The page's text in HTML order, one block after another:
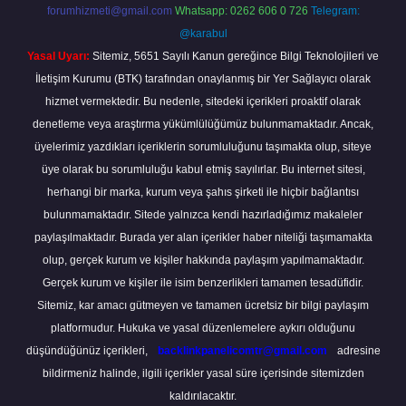
forumhizmeti@gmail.com Whatsapp: 0262 606 0 726 Telegram:
@karabul
Yasal Uyarı: Sitemiz, 5651 Sayılı Kanun gereğince Bilgi Teknolojileri ve
İletişim Kurumu (BTK) tarafından onaylanmış bir Yer Sağlayıcı olarak
hizmet vermektedir. Bu nedenle, sitedeki içerikleri proaktif olarak
denetleme veya araştırma yükümlülüğümüz bulunmamaktadır. Ancak,
üyelerimiz yazdıkları içeriklerin sorumluluğunu taşımakta olup, siteye
üye olarak bu sorumluluğu kabul etmiş sayılırlar. Bu internet sitesi,
herhangi bir marka, kurum veya şahıs şirketi ile hiçbir bağlantısı
bulunmamaktadır. Sitede yalnızca kendi hazırladığımız makaleler
paylaşılmaktadır. Burada yer alan içerikler haber niteliği taşımamakta
olup, gerçek kurum ve kişiler hakkında paylaşım yapılmamaktadır.
Gerçek kurum ve kişiler ile isim benzerlikleri tamamen tesadüfidir.
Sitemiz, kar amacı gütmeyen ve tamamen ücretsiz bir bilgi paylaşım
platformudur. Hukuka ve yasal düzenlemelere aykırı olduğunu
düşündüğünüz içerikleri,
backlinkpanelicomtr@gmail.com
adresine
bildirmeniz halinde, ilgili içerikler yasal süre içerisinde sitemizden
kaldırılacaktır.